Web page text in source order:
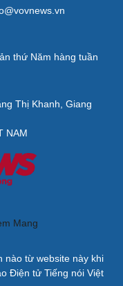
thứ Năm hàng tuần
Thị Khanh, Giang
NAM
nào từ website này khi
Điện tử Tiếng nói Việt